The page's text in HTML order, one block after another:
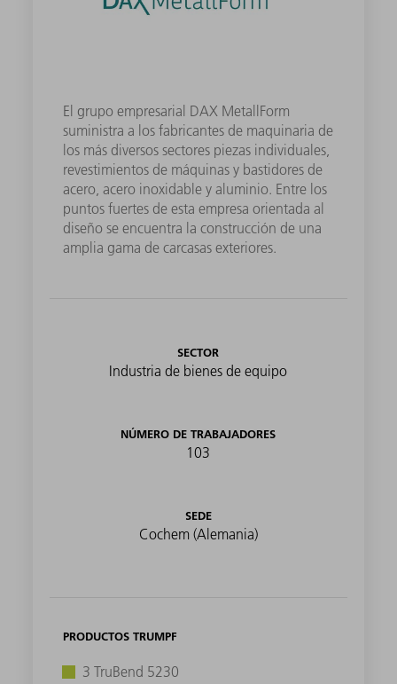
El grupo empresarial DAX MetallForm
suministra a los fabricantes de maquinaria de
los más diversos sectores piezas individuales,
revestimientos de máquinas y bastidores de
acero, acero inoxidable y aluminio. Entre los
puntos fuertes de esta empresa orientada al
diseño se encuentra la construcción de una
amplia gama de carcasas exteriores.
SECTOR
Industria de bienes de equipo
NÚMERO DE TRABAJADORES
103
SEDE
Cochem (Alemania)
PRODUCTOS TRUMPF
3 TruBend 5230